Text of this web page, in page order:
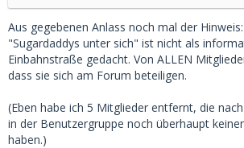
Aus gegebenen Anlass noch mal der
"Sugardaddys unter sich" ist nicht als
Einbahnstraße gedacht. Von ALLEN
dass sie sich am Forum beteiligen.
(Eben habe ich 5 Mitglieder entfernt, die
in der Benutzergruppe noch überhaupt
haben.)